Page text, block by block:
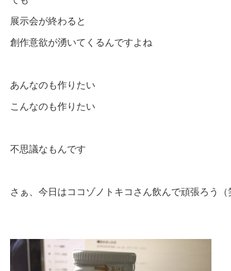
展示会が終わると
創作意欲が湧いてくるんですよね
あんなのも作りたい
こんなのも作りたい
不思議なもんです
さぁ、今日はココゾノトキコさん飲んで頑張ろう（